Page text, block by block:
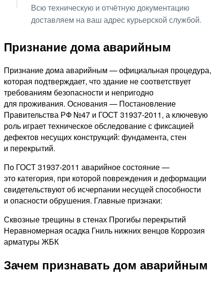
Всю техническую и отчётную документацию
доставляем на ваш адрес курьерской службой.
Признание дома аварийным
Признание дома аварийным — официальная процедура,
которая подтверждает, что здание не соответствует
требованиям безопасности и непригодно
для проживания. Основания — Постановление
Правительства РФ №47 и ГОСТ 31937-2011, а ключевую
роль играет техническое обследование с фиксацией
дефектов несущих конструкций: фундамента, стен
и перекрытий.
По ГОСТ 31937-2011 аварийное состояние —
это категория, при которой повреждения и деформации
свидетельствуют об исчерпании несущей способности
и опасности обрушения. Главные признаки:
Сквозные трещины в стенах Прогибы перекрытий
Неравномерная осадка Гниль нижних венцов Коррозия
арматуры ЖБК
Зачем признавать дом аварийным